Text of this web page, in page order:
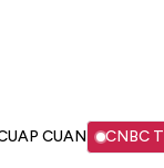
CUAN CNBC